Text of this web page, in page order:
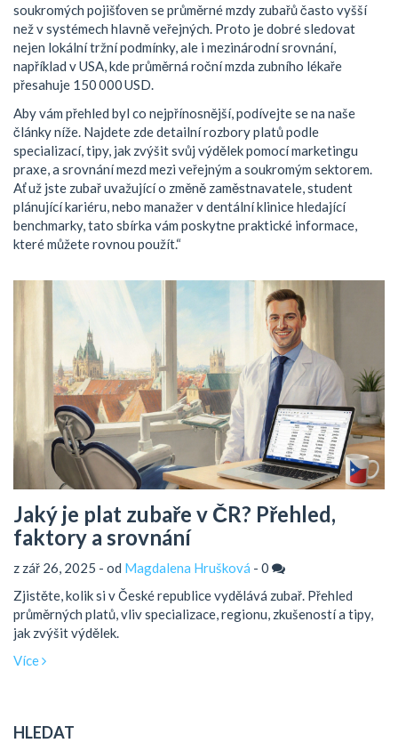
soukromých pojišťoven se průměrné mzdy zubařů často vyšší
než v systémech hlavně veřejných. Proto je dobré sledovat
nejen lokální tržní podmínky, ale i mezinárodní srovnání,
například v USA, kde průměrná roční mzda zubního lékaře
přesahuje 150 000 USD.
Aby vám přehled byl co nejpřínosnější, podívejte se na naše
články níže. Najdete zde detailní rozbory platů podle
specializací, tipy, jak zvýšit svůj výdělek pomocí marketingu
praxe, a srovnání mezd mezi veřejným a soukromým sektorem.
Ať už jste zubař uvažující o změně zaměstnavatele, student
plánující kariéru, nebo manažer v dentální klinice hledající
benchmarky, tato sbírka vám poskytne praktické informace,
které můžete rovnou použít.“
Jaký je plat zubaře v ČR? Přehled,
faktory a srovnání
z zář 26, 2025 - od Magdalena Hrušková - 0
Zjistěte, kolik si v České republice vydělává zubař. Přehled
průměrných platů, vliv specializace, regionu, zkušeností a tipy,
jak zvýšit výdělek.
Více
HLEDAT